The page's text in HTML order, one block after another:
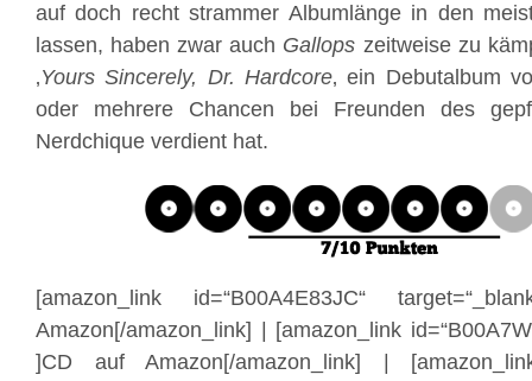
auf doch recht strammer Albumlänge in den
lassen, haben zwar auch Gallops zeitweise zu
‚Yours Sincerely, Dr. Hardcore‚ ein Debutalbum
oder mehrere Chancen bei Freunden des
Nerdchique verdient hat.
[amazon_link id=“B00A4E83JC“
Amazon[/amazon_link] | [amazon_link
]CD auf Amazon[/amazon_link] | [amazon_link